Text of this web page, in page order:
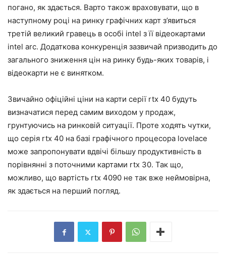
погано, як здається. Варто також враховувати, що в
наступному році на ринку графічних карт з’явиться
третій великий гравець в особі intel з її відеокартами
intel arc. Додаткова конкуренція зазвичай призводить до
загального зниження цін на ринку будь-яких товарів, і
відеокарти не є винятком.
Звичайно офіційні ціни на карти серії rtx 40 будуть
визначатися перед самим виходом у продаж,
грунтуючись на ринковій ситуації. Проте ходять чутки,
що серія rtx 40 на базі графічного процесора lovelace
може запропонувати вдвічі більшу продуктивність в
порівнянні з поточними картами rtx 30. Так що,
можливо, що вартість rtx 4090 не так вже неймовірна,
як здається на перший погляд.